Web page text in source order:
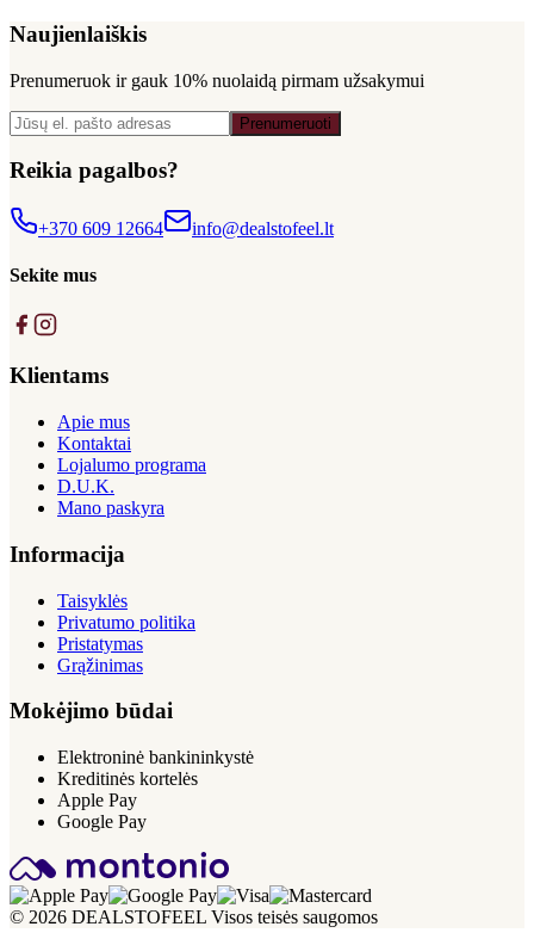
Naujienlaiškis
Prenumeruok ir gauk 10% nuolaidą pirmam užsakymui
Prenumeruoti
Reikia pagalbos?
+370 609 12664 info@dealstofeel.lt
Sekite mus
Klientams
Apie mus
Kontaktai
Lojalumo programa
D.U.K.
Mano paskyra
Informacija
Taisyklės
Privatumo politika
Pristatymas
Grąžinimas
Mokėjimo būdai
Elektroninė bankininkystė
Kreditinės kortelės
Apple Pay
Google Pay
© 2026 DEALSTOFEEL Visos teisės saugomos